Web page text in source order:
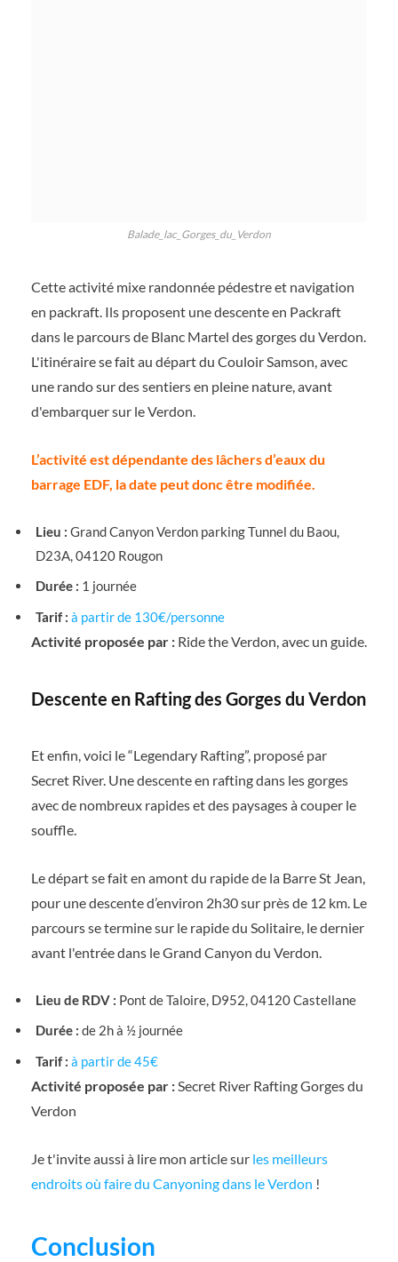
Balade_lac_Gorges_du_Verdon
Cette activité mixe randonnée pédestre et navigation
en packraft. Ils proposent une descente en Packraft
dans le parcours de Blanc Martel des gorges du Verdon.
L'itinéraire se fait au départ du Couloir Samson, avec
une rando sur des sentiers en pleine nature, avant
d'embarquer sur le Verdon.
L’activité est dépendante des lâchers d’eaux du
barrage EDF, la date peut donc être modifiée.
Lieu : Grand Canyon Verdon parking Tunnel du Baou,
D23A, 04120 Rougon
Durée : 1 journée
Tarif : à partir de 130€/personne
Activité proposée par : Ride the Verdon, avec un guide.
Descente en Rafting des Gorges du Verdon
Et enfin, voici le “Legendary Rafting”, proposé par
Secret River. Une descente en rafting dans les gorges
avec de nombreux rapides et des paysages à couper le
souffle.
Le départ se fait en amont du rapide de la Barre St Jean,
pour une descente d’environ 2h30 sur près de 12 km. Le
parcours se termine sur le rapide du Solitaire, le dernier
avant l'entrée dans le Grand Canyon du Verdon.
Lieu de RDV : Pont de Taloire, D952, 04120 Castellane
Durée : de 2h à ½ journée
Tarif : à partir de 45€
Activité proposée par : Secret River Rafting Gorges du
Verdon
Je t'invite aussi à lire mon article sur les meilleurs
endroits où faire du Canyoning dans le Verdon !
Conclusion